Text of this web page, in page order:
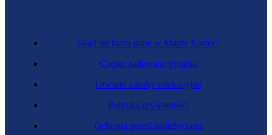
Skąd się biorą dane w Mapie Karier?
Często zadawane pytania
Otwarte zasoby edukacyjne
Polityka prywatności
Ochrona przed nadużyciami